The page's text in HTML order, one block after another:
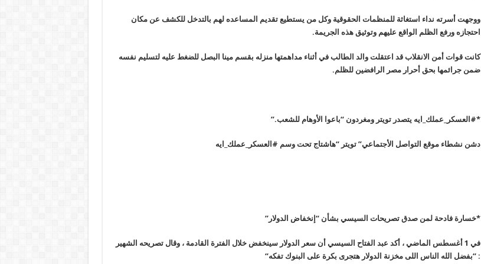
ووجهت أسرته نداء استغاثة للمنظمات الحقوقية وكل من يستطيع تقديم المساعده لهم بالتدخل للكشف عن مكان
احتجازه ورفع الظلم الواقع عليهم وتوثيق هذه الجريمة.
كانت قوات أمن الانقلاب قد اعتقلت والد الطالب في أثناء مداهمتها منزله بقسم مينا البصل للضغط عليه لتسليم نفسه
ضمن جرائمها بحق أحرار مصر الرافضين للظلم.
*
# العسكر_عملك_ايه يتصدر تويتر ومغردون “باعوا الأوهام للشعب.”
دشن نشطاء موقع التواصل الأجتماعي” تويتر “هاشتاج تحت وسم #العسكر_عملك_ايه
*خسارة فادحة لمن صدق تصريحات السيسي بشأن “إنخفاض الدولار”
في 1 أغسطس الماضي ، أكد عبد الفتاح السيسي أن سعر الدولار سينخفض خلال الفترة القادمة ، وقال تصريحه الشهير
: “بفضل الله الناس اللى مخزنة الدولار هتجرى بكرة على البنوك تفكه“